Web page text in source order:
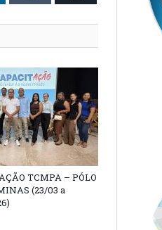
TCMPA – PÓLO
(23/03 a